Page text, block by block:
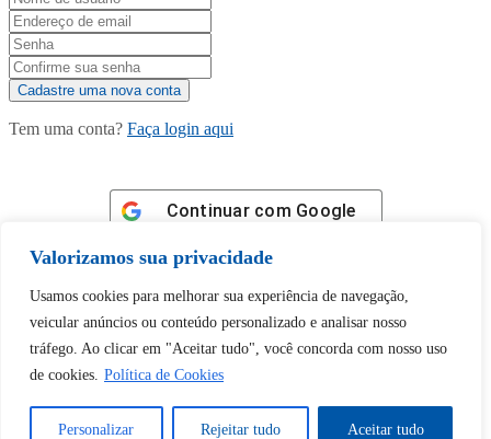
Valorizamos sua privacidade
Usamos cookies para melhorar sua experiência de navegação,
veicular anúncios ou conteúdo personalizado e analisar nosso
tráfego. Ao clicar em "Aceitar tudo", você concorda com nosso uso
de cookies. Política de Cookies
Personalizar Rejeitar tudo Aceitar tudo
Tem uma conta? Faça login aqui
Continuar com Google
Tem certeza de que deseja